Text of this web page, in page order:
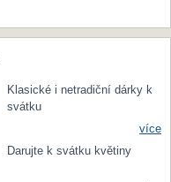
Klasické i netradiční dárky k
svátku
více
Darujte k svátku květiny